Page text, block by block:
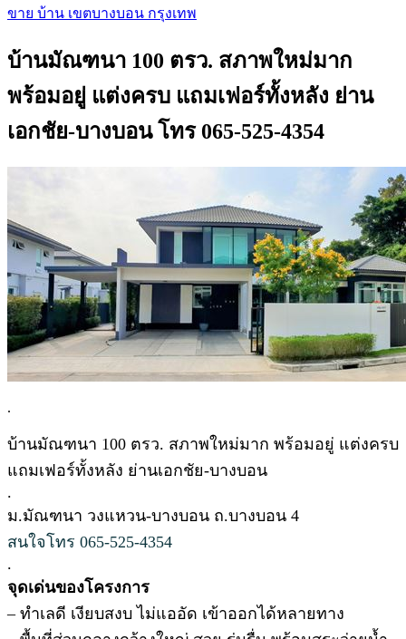
ขาย บ้าน เขตบางบอน กรุงเทพ
บ้านมัณฑนา 100 ตรว. สภาพใหม่มาก
พร้อมอยู่ แต่งครบ แถมเฟอร์ทั้งหลัง ย่าน
เอกชัย-บางบอน โทร 065-525-4354
.
บ้านมัณฑนา 100 ตรว. สภาพใหม่มาก พร้อมอยู่ แต่งครบ
แถมเฟอร์ทั้งหลัง ย่านเอกชัย-บางบอน
.
ม.มัณฑนา วงแหวน-บางบอน ถ.บางบอน 4
สนใจโทร 065-525-4354
.
จุดเด่นของโครงการ
– ทำเลดี เงียบสงบ ไม่แออัด เข้าออกได้หลายทาง